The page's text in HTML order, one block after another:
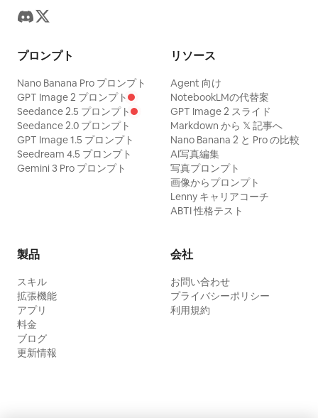
プロンプト
Nano Banana Pro プロンプト
GPT Image 2 プロンプト
Seedance 2.5 プロンプト
Seedance 2.0 プロンプト
GPT Image 1.5 プロンプト
Seedream 4.5 プロンプト
Gemini 3 Pro プロンプト
リソース
Agent 向け
NotebookLMの代替案
GPT Image 2 スライド
Markdown から 𝕏 記事へ
Nano Banana 2 と Pro の比較
AI写真編集
写真プロンプト
画像からプロンプト
Lenny キャリアコーチ
ABTI 性格テスト
製品
スキル
拡張機能
アプリ
料金
ブログ
更新情報
会社
お問い合わせ
プライバシーポリシー
利用規約